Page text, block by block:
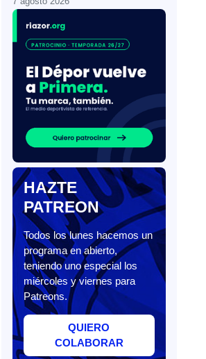
HAZTE
PATREON
Todos los lunes hacemos un
programa en abierto,
teniendo uno especial los
miércoles y viernes para
Patreons.
QUIERO
COLABORAR